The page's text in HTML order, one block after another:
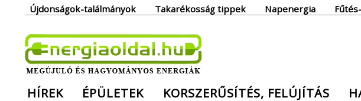
Újdonságok-találmányok Takarékosság tippek Napenergia
Megújuló és hagyományos energiák. Minden, ami
HÍREK ÉPÜLETEK KORSZERŰSÍTÉS, FELÚJÍTÁS